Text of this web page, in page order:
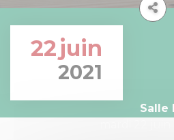
22juin
2021
Salle